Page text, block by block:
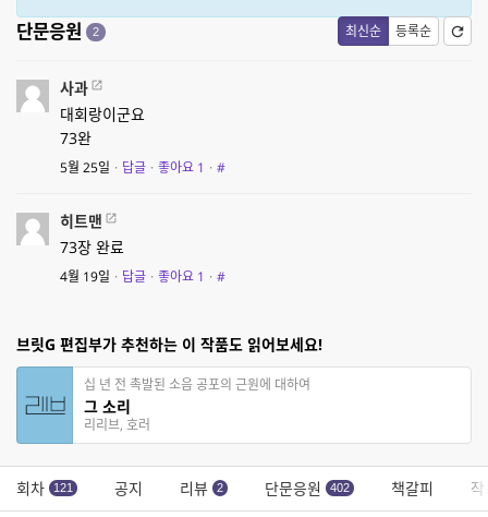
최신순 등록순
단문응원 2
사과
대회랑이군요
73완
5월 25일 · 답글 · 좋아요 1 · #
히트맨
73장 완료
4월 19일 · 답글 · 좋아요 1 · #
브릿G 편집부가 추천하는 이 작품도 읽어보세요!
십 년 전 촉발된 소음 공포의 근원에 대하여
그 소리
리리브, 호러
회차 121 공지 리뷰 2 단문응원 402 책갈피